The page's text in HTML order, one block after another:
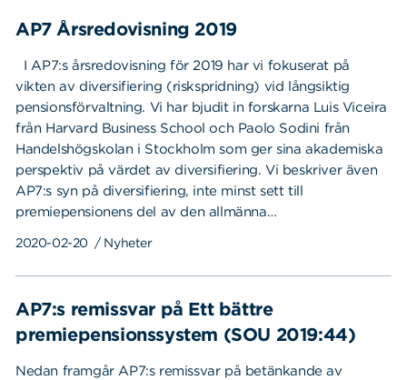
AP7 Årsredovisning 2019
I AP7:s årsredovisning för 2019 har vi fokuserat på
vikten av diversifiering (riskspridning) vid långsiktig
pensionsförvaltning. Vi har bjudit in forskarna Luis Viceira
från Harvard Business School och Paolo Sodini från
Handelshögskolan i Stockholm som ger sina akademiska
perspektiv på värdet av diversifiering. Vi beskriver även
AP7:s syn på diversifiering, inte minst sett till
premiepensionens del av den allmänna…
2020-02-20 / Nyheter
AP7:s remissvar på Ett bättre
premiepensionssystem (SOU 2019:44)
Nedan framgår AP7:s remissvar på betänkande av